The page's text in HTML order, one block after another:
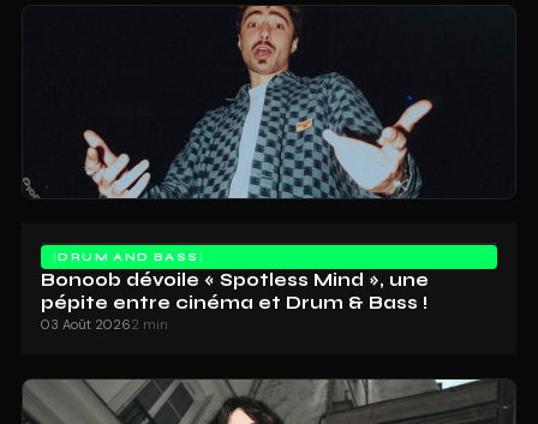
DRUM AND BASS
Bonoob dévoile « Spotless Mind », une
pépite entre cinéma et Drum & Bass !
03 Août 20262 min